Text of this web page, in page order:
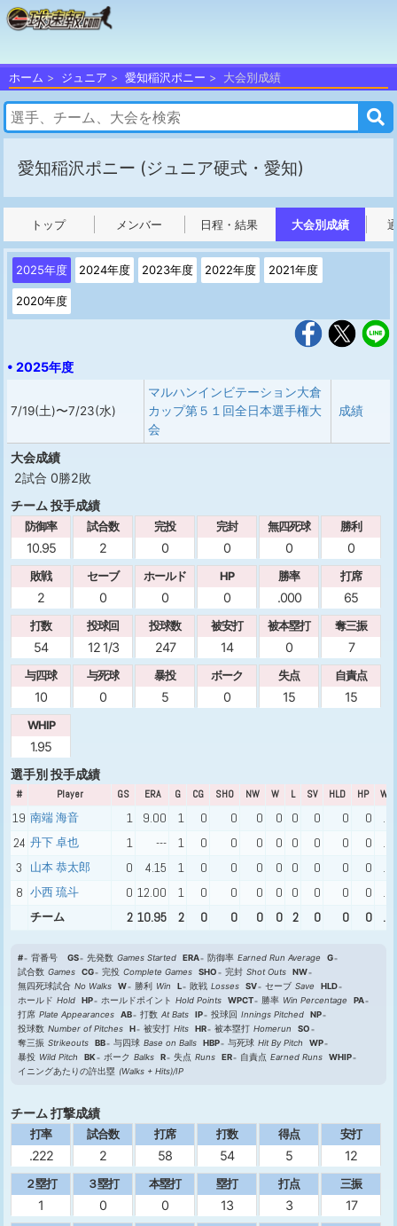
ホーム ジュニア 愛知稲沢ポニー 大会別成績
愛知稲沢ポニー (ジュニア硬式・愛知)
トップ メンバー 日程・結果 大会別成績
2025年度 2024年度 2023年度 2022年度 2021年度
2020年度
• 2025年度
7/19(土)〜7/23(水)
マルハンインビテーション大倉
カップ第５１回全日本選手権大
会
成績
大会成績
2試合 0勝2敗
チーム 投手成績
防御率
10.95
試合数
2
完投
0
完封
0
無四死球
0
勝利
0
敗戦
2
セーブ
0
ホールド
0
HP
0
勝率
.000
打席
65
打数
54
投球回
12 1/3
投球数
247
被安打
14
被本塁打
0
奪三振
7
与四球
10
与死球
0
暴投
5
ボーク
0
失点
15
自責点
15
WHIP
1.95
選手別 投手成績
# Player GS ERA G CG SHO NW W L SV HLD HP
19 南端 海音 1 9.00 1 0 0 0 0 0 0 0 0
24 丹下 卓也 1 --- 1 0 0 0 0 0 0 0 0
3
山本 恭太郎 0 4.15 1 0 0 0 0 0 0 0 0
8 小西 琉斗 0 12.00 1 0 0 0 0 0 0 0 0
チーム 2 10.95 2 0 0 0 0 2 0 0 0
# 背番号 GS 先発数 Games Started ERA 防御率 Earned Run Average
G
試合数 Games CG 完投 Complete Games SHO 完封 Shot Outs
NW
無四死球試合 No Walks W 勝利 Win L 敗戦 Losses SV セーブ Save
HLD
ホールド Hold HP ホールドポイント Hold Points WPCT 勝率 Win Percentage
PA
打席 Plate Appearances AB 打数 At Bats IP 投球回 Innings Pitched
NP
投球数 Number of Pitches H 被安打 Hits HR 被本塁打 Homerun
SO
奪三振 Strikeouts BB 与四球 Base on Balls HBP 与死球 Hit By Pitch
WP
暴投 Wild Pitch BK ボーク Balks R 失点 Runs ER 自責点 Earned Runs
WHIP
イニングあたりの許出塁 (Walks + Hits)/IP
チーム 打撃成績
打率
.222
試合数
2
打席
58
打数
54
得点
5
安打
12
２塁打
1
３塁打
0
本塁打
0
塁打
13
打点
3
三振
17